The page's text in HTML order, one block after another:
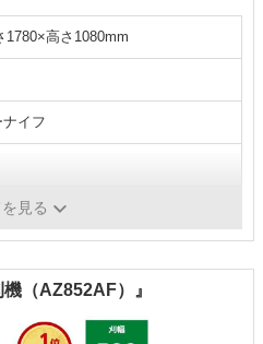
1780×高さ1080mm
ナイフ
見る
（AZ852AF）』